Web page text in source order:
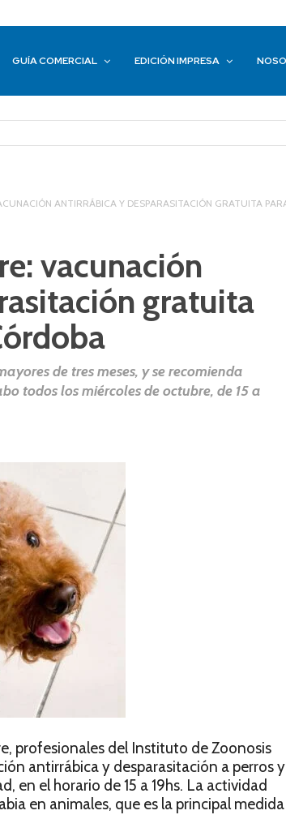
GUÍA COMERCIAL EDICIÓN IMPRESA
ANTIRRÁBICA Y DESPARASITACIÓN GRATUITA
vacunación
gratuita
de tres meses, y se recomienda
todos los miércoles de octubre, de 15 a
profesionales del Instituto de Zoonosis
antirrábica y desparasitación a perros y
en el horario de 15 a 19hs. La actividad
en animales, que es la principal medida